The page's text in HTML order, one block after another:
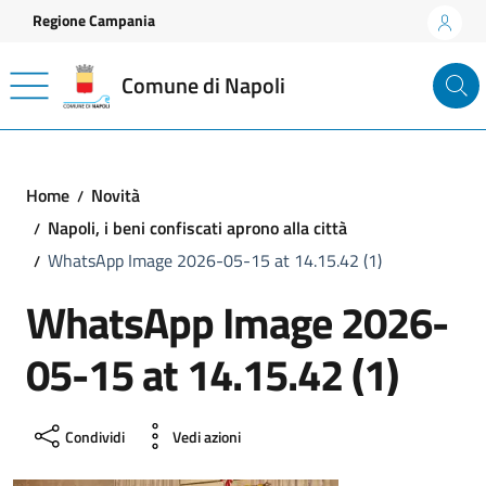
Vai ai contenuti
Vai al footer
Regione Campania
Comune di Napoli
Home
Novità
Napoli, i beni confiscati aprono alla città
WhatsApp Image 2026-05-15 at 14.15.42 (1)
WhatsApp Image 2026-
05-15 at 14.15.42 (1)
Condividi Vedi azioni